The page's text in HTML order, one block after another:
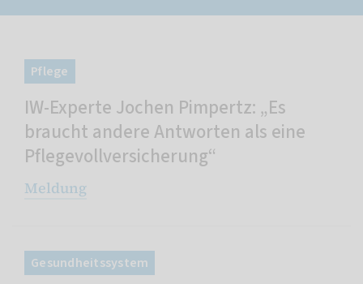
Pflege
IW-Experte Jochen Pimpertz: „Es
braucht andere Antworten als eine
Pflegevollversicherung“
Meldung
Gesundheitssystem